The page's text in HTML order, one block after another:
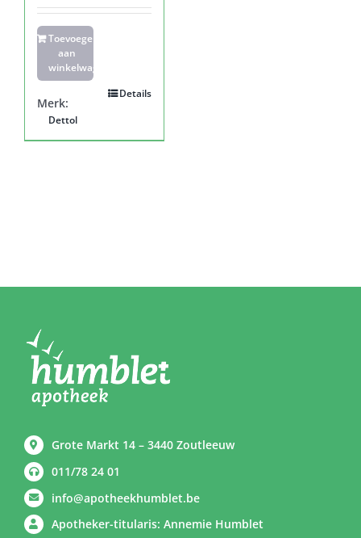
Toevoegen
aan
winkelwagen
Details
Merk:
Dettol
Grote Markt 14 – 3440 Zoutleeuw
011/78 24 01
info@apotheekhumblet.be
Apotheker-titularis: Annemie Humblet